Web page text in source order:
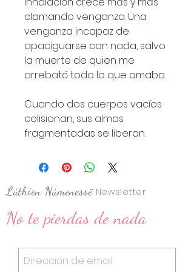
clamando venganza. Una
venganza incapaz de
apaciguarse con nada, salvo
la muerte de quien me
arrebató todo lo que amaba.
Cuando dos cuerpos vacíos
colisionan, sus almas
fragmentadas se liberan.
Lúthien Númenessë Newsletter
No te pierdas de nada